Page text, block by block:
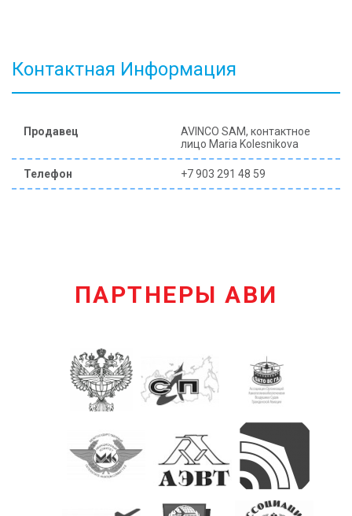
Контактная Информация
Продавец
AVINCO SAM, контактное
лицо Maria Kolesnikova
Телефон +7 903 291 48 59
ПАРТНЕРЫ АВИ